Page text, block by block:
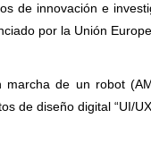
de innovación e
por la Unión
de un robot
de diseño digital “UI/